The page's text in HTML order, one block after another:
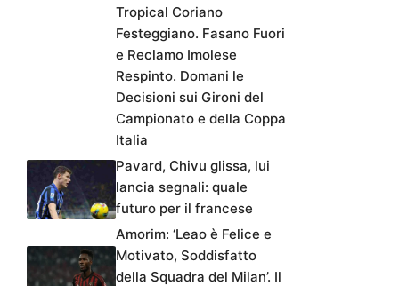
Tropical Coriano
Festeggiano. Fasano Fuori
e Reclamo Imolese
Respinto. Domani le
Decisioni sui Gironi del
Campionato e della Coppa
Italia
Pavard, Chivu glissa, lui
lancia segnali: quale
futuro per il francese
Amorim: ‘Leao è Felice e
Motivato, Soddisfatto
della Squadra del Milan’. Il